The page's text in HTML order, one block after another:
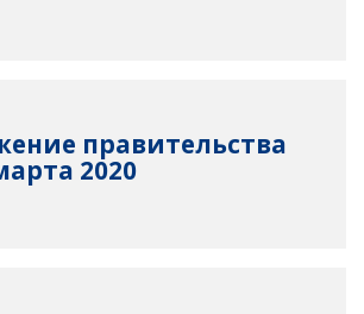
правительства
2020